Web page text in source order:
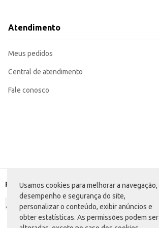
Usamos cookies para melhorar a navegação,
desempenho e segurança do site,
personalizar o conteúdo, exibir anúncios e
obter estatísticas. As permissões podem ser
Marca: Capricche
Departamento: Mercearia
Conteúdo: 40g
Atendimento
Meus pedidos
Central de atendimento
Fale conosco
Formas de pagamento